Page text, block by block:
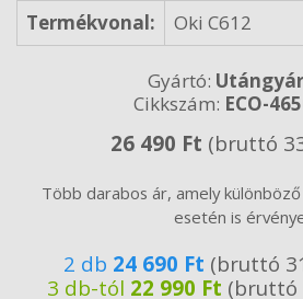
Termékvonal:
Oki C612
Gyártó:
Cikkszám: ECO-
26 490 Ft (bruttó
Több darabos ár, amely
esetén is
2 db 24 690 Ft (bruttó
3 db-tól 22 990 Ft (bruttó